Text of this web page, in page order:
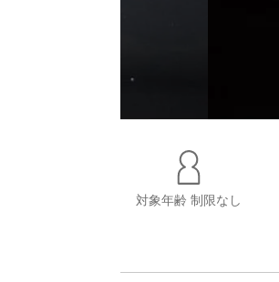
対象年齢 制限なし